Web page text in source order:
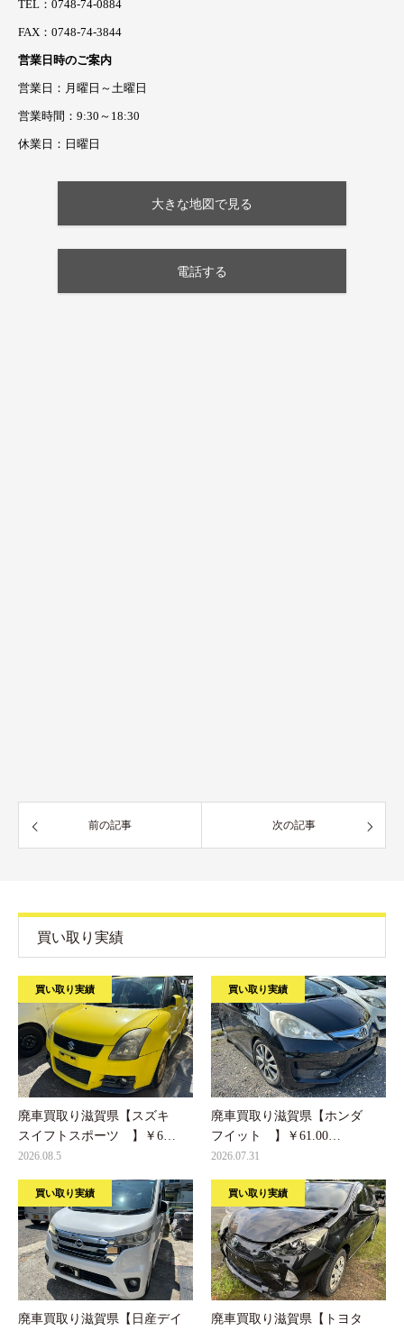
TEL：0748-74-0884
FAX：0748-74-3844
営業日時のご案内
営業日：月曜日～土曜日
営業時間：9:30～18:30
休業日：日曜日
大きな地図で見る
電話する
前の記事 次の記事
買い取り実績
買い取り実績
廃車買取り滋賀県【スズキ
スイフトスポーツ 】￥6…
2026.08.5
買い取り実績
廃車買取り滋賀県【ホンダ
フイット 】￥61.00…
2026.07.31
買い取り実績
廃車買取り滋賀県【日産デイ
買い取り実績
廃車買取り滋賀県【トヨタ